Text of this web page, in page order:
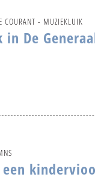
COURANT - MUZIEKLUIK
De